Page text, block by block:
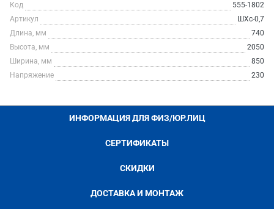
Код
555-1802
Артикул
ШХс-0,7
Длина, мм
740
Высота, мм
2050
Ширина, мм
850
Напряжение
230
ИНФОРМАЦИЯ ДЛЯ ФИЗ/ЮР.ЛИЦ
СЕРТИФИКАТЫ
СКИДКИ
ДОСТАВКА И МОНТАЖ